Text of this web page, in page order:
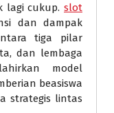
lagi cukup. slot
dan dampak
tiga pilar
dan lembaga
model
beasiswa
strategis lintas